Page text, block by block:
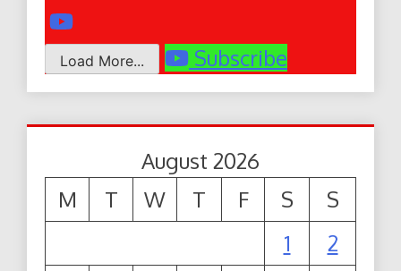
Load More... Subscribe
August 2026
M
T W T F S
S
1
2